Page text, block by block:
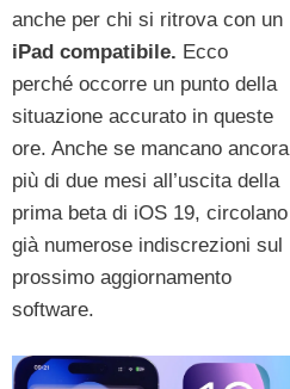
anche per chi si ritrova con un
iPad compatibile. Ecco
perché occorre un punto della
situazione accurato in queste
ore. Anche se mancano ancora
più di due mesi all’uscita della
prima beta di iOS 19, circolano
già numerose indiscrezioni sul
prossimo aggiornamento
software.